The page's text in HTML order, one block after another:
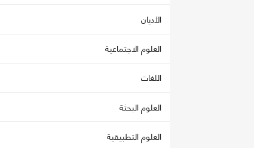
الأديان
العلوم الاجتماعية
اللغات
العلوم البحثة
العلوم التطبيقية